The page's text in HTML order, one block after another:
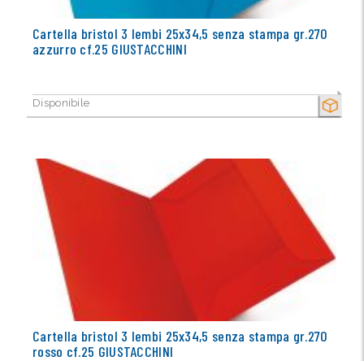
SECCO
Cartella bristol 3 lembi 25x34,5 senza stampa gr.270
azzurro cf.25 GIUSTACCHINI
Disponibile
Cartella bristol 3 lembi 25x34,5 senza stampa gr.270
rosso cf.25 GIUSTACCHINI